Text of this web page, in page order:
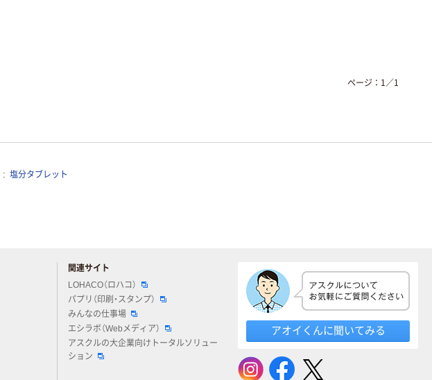
ページ： 1 ／1
塩分タブレット
関連サイト
LOHACO（ロハコ）
パプリ（印刷・スタンプ）
みんなの仕事場
エシラボ（Webメディア）
アスクルの大企業向けトータルソリュー
ション
アオイくんに聞いてみる